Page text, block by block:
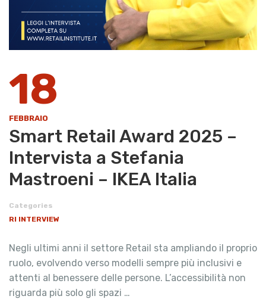
18
FEBBRAIO
Smart Retail Award 2025 –
Intervista a Stefania
Mastroeni – IKEA Italia
Categories
RI INTERVIEW
Negli ultimi anni il settore Retail sta ampliando il proprio
ruolo, evolvendo verso modelli sempre più inclusivi e
attenti al benessere delle persone. L’accessibilità non
riguarda più solo gli spazi …